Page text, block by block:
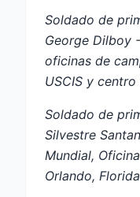
Soldado de
George Dilboy
oficinas de
USCIS y
Soldado de
Silvestre
Mundial,
Orlando, Florida